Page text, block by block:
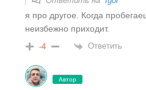
я про другое. Когда
неизбежно приходит.
-4 Ответить
Автор